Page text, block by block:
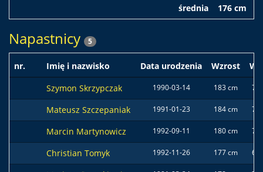
średnia 176 cm
Napastnicy 5
nr. Imię i nazwisko Data urodzenia Wzrost
Szymon Skrzypczak
1990-03-14 183 cm 70
Mateusz Szczepaniak 1991-01-23 184 cm 73
Marcin Martynowicz 1992-09-11 180 cm 71
Christian Tomyk 1992-11-26 177 cm 66